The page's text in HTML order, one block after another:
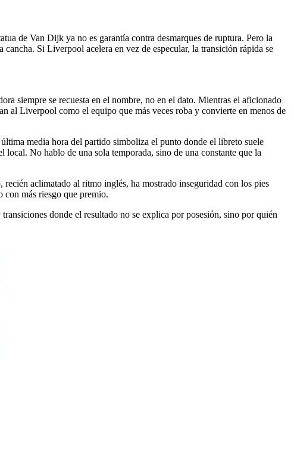
de Van Dijk ya no es garantía contra desmarques de ruptura. Pero la
Si Liverpool acelera en vez de especular, la transición rápida se
siempre se recuesta en el nombre, no en el dato. Mientras el aficionado
al Liverpool como el equipo que más veces roba y convierte en menos de
media hora del partido simboliza el punto donde el libreto suele
No hablo de una sola temporada, sino de una constante que la
aclimatado al ritmo inglés, ha mostrado inseguridad con los pies
más riesgo que premio.
donde el resultado no se explica por posesión, sino por quién